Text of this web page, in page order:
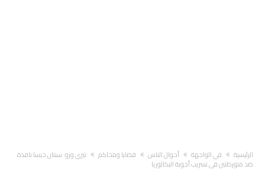
‫الرئيسية‬ في الواجهة أحوال الناس قضايا ومحاكم
تيزي وزو: سنتان حبسا نافذة
ضد متورطتين في تسريب أجوبة البكالوريا